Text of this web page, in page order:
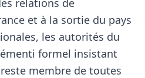
relations de
et à la sortie du pays
les autorités du
formel insistant
membre de toutes